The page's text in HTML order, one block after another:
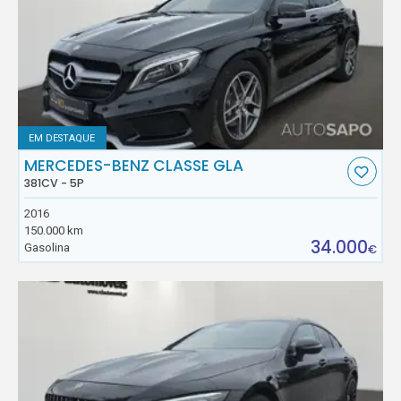
EM DESTAQUE
MERCEDES-BENZ CLASSE GLA
381CV - 5P
2016
150.000 km
Gasolina
34.000€